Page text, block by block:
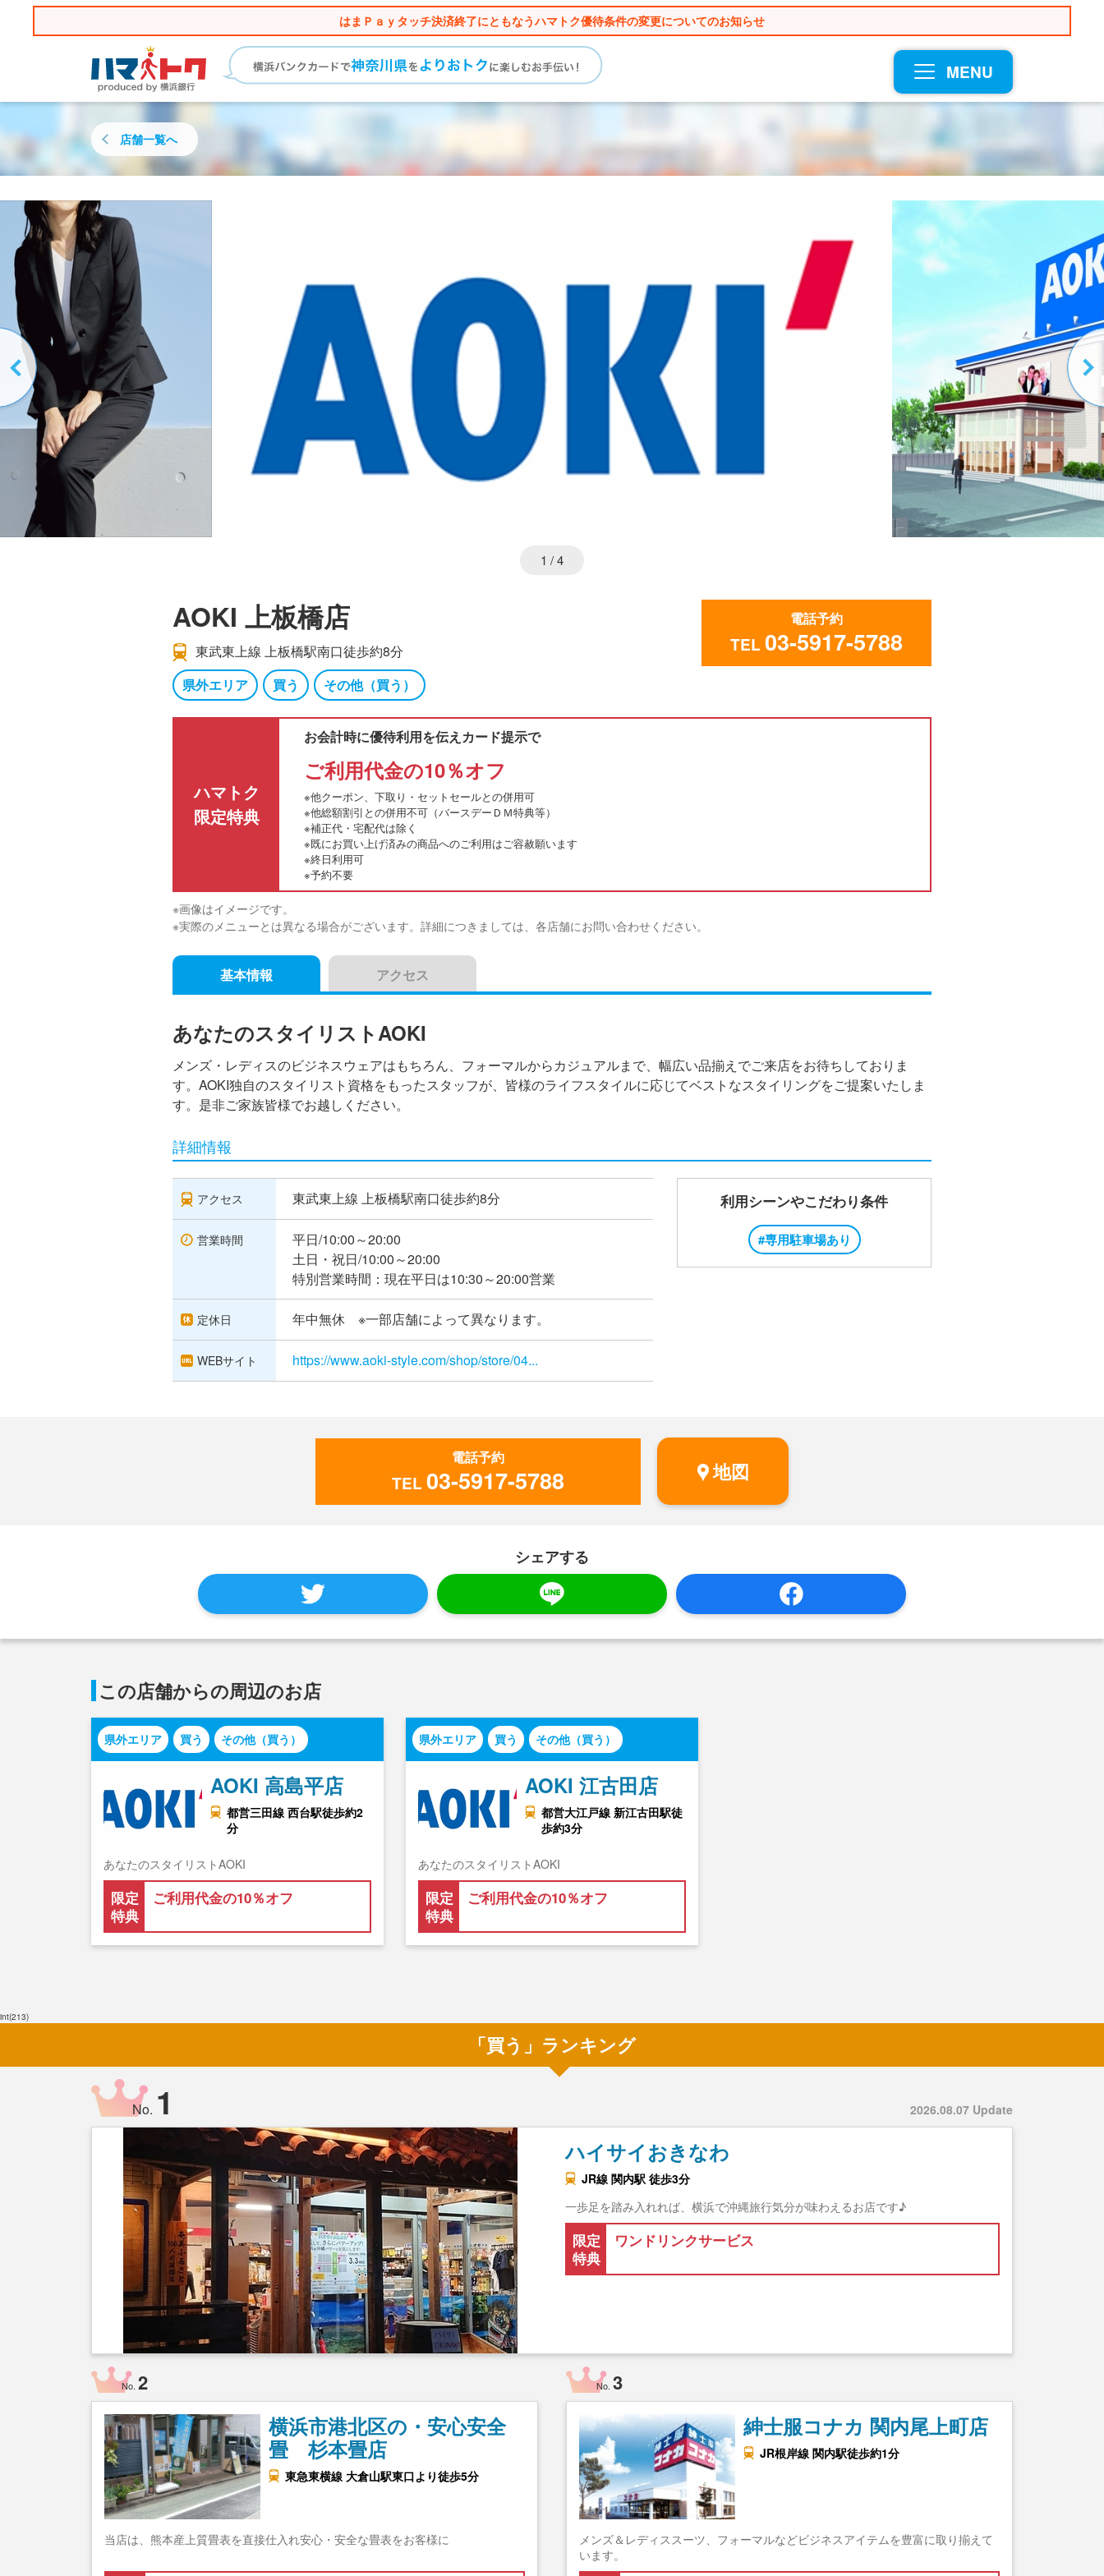
はまＰａｙタッチ決済終了にともなうハマトク優待条件の変更についてのお知らせ
MENU
店舗一覧へ
1 / 4
AOKI 上板橋店
東武東上線 上板橋駅南口徒歩約8分
県外エリア
買う その他（買う）
電話予約
TEL 03-5917-5788
ハマトク
限定特典
お会計時に優待利用を伝えカード提示で
ご利用代金の10％オフ
※他クーポン、下取り・セットセールとの併用可
※他総額割引との併用不可（バースデーＤＭ特典等）
※補正代・宅配代は除く
※既にお買い上げ済みの商品へのご利用はご容赦願います
※終日利用可
※予約不要
※画像はイメージです。
※実際のメニューとは異なる場合がございます。詳細につきましては、各店舗にお問い合わせください。
基本情報 アクセス
あなたのスタイリストAOKI
メンズ・レディスのビジネスウェアはもちろん、フォーマルからカジュアルまで、幅広い品揃えでご来店をお待ちしておりま
す。AOKI独自のスタイリスト資格をもったスタッフが、皆様のライフスタイルに応じてベストなスタイリングをご提案いたしま
す。是非ご家族皆様でお越しください。
詳細情報
アクセス 東武東上線 上板橋駅南口徒歩約8分
営業時間
平日/10:00～20:00
土日・祝日/10:00～20:00
特別営業時間：現在平日は10:30～20:00営業
定休日 年中無休 ※一部店舗によって異なります。
WEBサイト https://www.aoki-style.com/shop/store/04...
利用シーンやこだわり条件
#専用駐車場あり
電話予約
TEL 03-5917-5788 地図
シェアする
この店舗からの周辺のお店
県外エリア 買う その他（買う）
AOKI 高島平店
都営三田線 西台駅徒歩約2
分
あなたのスタイリストAOKI
限定
特典
ご利用代金の10％オフ
県外エリア 買う その他（買う）
AOKI 江古田店
都営大江戸線 新江古田駅徒
歩約3分
あなたのスタイリストAOKI
限定
特典
ご利用代金の10％オフ
int(213)
「買う」ランキング
2026.08.07 Update
No. 1
ハイサイおきなわ
JR線 関内駅 徒歩3分
一歩足を踏み入れれば、横浜で沖縄旅行気分が味わえるお店です♪
限定
特典
ワンドリンクサービス
No. 2
横浜市港北区の・安心安全
畳 杉本畳店
東急東横線 大倉山駅東口より徒歩5分
当店は、熊本産上質畳表を直接仕入れ安心・安全な畳表をお客様に
No. 3
紳士服コナカ 関内尾上町店
JR根岸線 関内駅徒歩約1分
メンズ＆レディススーツ、フォーマルなどビジネスアイテムを豊富に取り揃えて
います。